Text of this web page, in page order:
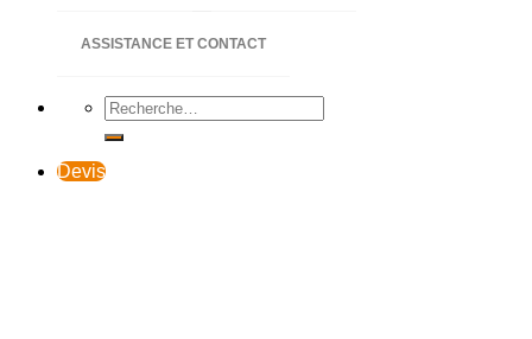
ASSISTANCE ET CONTACT
Devis